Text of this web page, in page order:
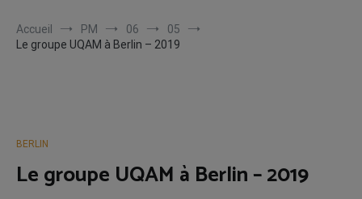
Accueil PM 06
05
Le groupe UQAM à Berlin – 2019
BERLIN
Le groupe UQAM à Berlin – 2019